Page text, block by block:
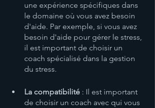
une expérience spécifiques dans
le domaine où vous avez besoin
d'aide. Par exemple, si vous avez
besoin d'aide pour gérer le stress,
il est important de choisir un
coach spécialisé dans la gestion
du stress.
La compatibilité : Il est important
de choisir un coach avec qui vous